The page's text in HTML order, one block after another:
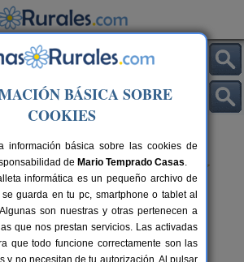
cerca de Arguis
BÁSICA SOBRE
COOKIES
información básica sobre las cookies de
de Mario Temprado Casas.
informática es un pequeño archivo de
guarda en tu pc, smartphone o tablet al
son nuestras y otras pertenecen a
que nos prestan servicios. Las activadas
que todo funcione correctamente son las
y no necesitan de tu autorización. Al pulsar